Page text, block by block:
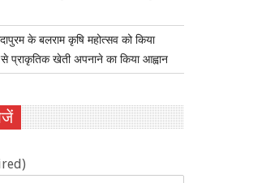
के बलराम कृषि महोत्सव को किया
से प्राकृतिक खेती अपनाने का किया आह्वान